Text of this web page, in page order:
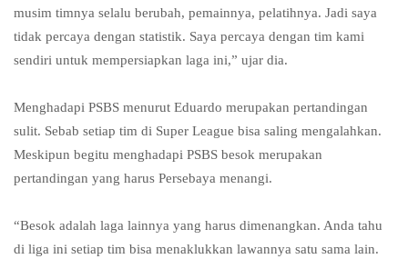
musim timnya selalu berubah, pemainnya, pelatihnya. Jadi saya
tidak percaya dengan statistik. Saya percaya dengan tim kami
sendiri untuk mempersiapkan laga ini,” ujar dia.
Menghadapi PSBS menurut Eduardo merupakan pertandingan
sulit. Sebab setiap tim di Super League bisa saling mengalahkan.
Meskipun begitu menghadapi PSBS besok merupakan
pertandingan yang harus Persebaya menangi.
“Besok adalah laga lainnya yang harus dimenangkan. Anda tahu
di liga ini setiap tim bisa menaklukkan lawannya satu sama lain.